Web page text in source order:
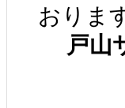
おりま
戸